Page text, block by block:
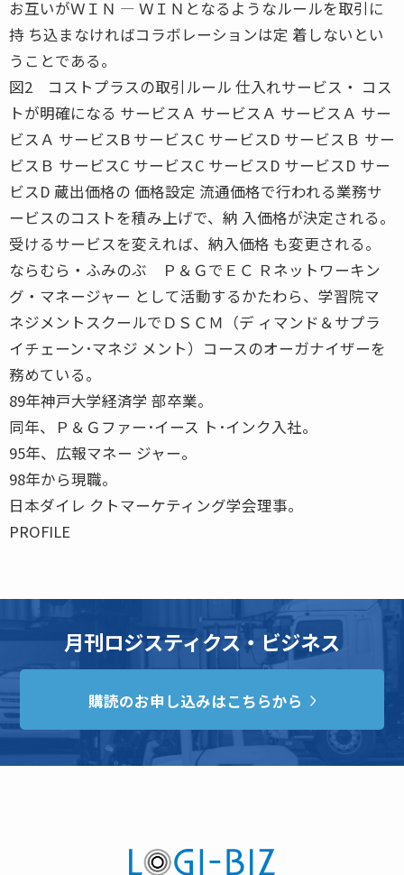
お互いがＷＩＮ ― ＷＩＮとなるようなルールを取引に
持 ち込まなければコラボレーションは定 着しないとい
うことである。
図2 コストプラスの取引ルール 仕入れサービス・ コス
トが明確になる サービスＡ サービスＡ サービスＡ サー
ビスＡ サービスB サービスC サービスD サービスＢ サー
ビスＢ サービスC サービスC サービスD サービスD サー
ビスD 蔵出価格の 価格設定 流通価格で行われる業務サ
ービスのコストを積み上げで、納 入価格が決定される。
受けるサービスを変えれば、納入価格 も変更される。
ならむら・ふみのぶ Ｐ＆ＧでＥＣ Ｒネットワーキン
グ・マネージャー として活動するかたわら、学習院マ
ネジメントスクールでＤＳＣＭ（デ ィマンド＆サプラ
イチェーン･マネジ メント）コースのオーガナイザーを
務めている。
89年神戸大学経済学 部卒業。
同年、Ｐ＆Ｇファー･イース ト･インク入社。
95年、広報マネー ジャー。
98年から現職。
日本ダイレ クトマーケティング学会理事。
PROFILE
月刊ロジスティクス・ビジネス
購読のお申し込みはこちらから